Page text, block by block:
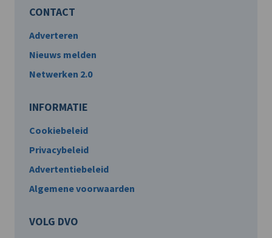
CONTACT
Adverteren
Nieuws melden
Netwerken 2.0
INFORMATIE
Cookiebeleid
Privacybeleid
Advertentiebeleid
Algemene voorwaarden
VOLG DVO